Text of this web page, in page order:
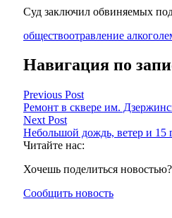
Суд заключил обвиняемых
обществоотравление
Навигация по
Previous Post
Ремонт в сквере им.
Next Post
Небольшой дождь, ветер и 15
Читайте нас:
Хочешь поделиться
Сообщить новость